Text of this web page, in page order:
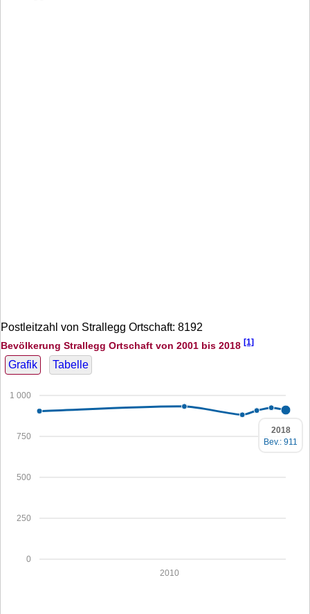
Postleitzahl von Strallegg Ortschaft: 8192
Bevölkerung Strallegg Ortschaft von 2001 bis 2018 [1]
Grafik Tabelle
0
250
500
750
1 000
2010
2018
Bev.: 911